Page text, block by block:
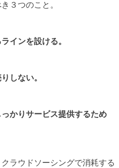
３つのこと。
インを設ける。
しない。
かりサービス提供するため
ラウドソーシングで消耗する